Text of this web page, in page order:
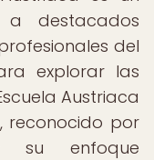
destacados
del
explorar las
Austriaca
reconocido por
su enfoque